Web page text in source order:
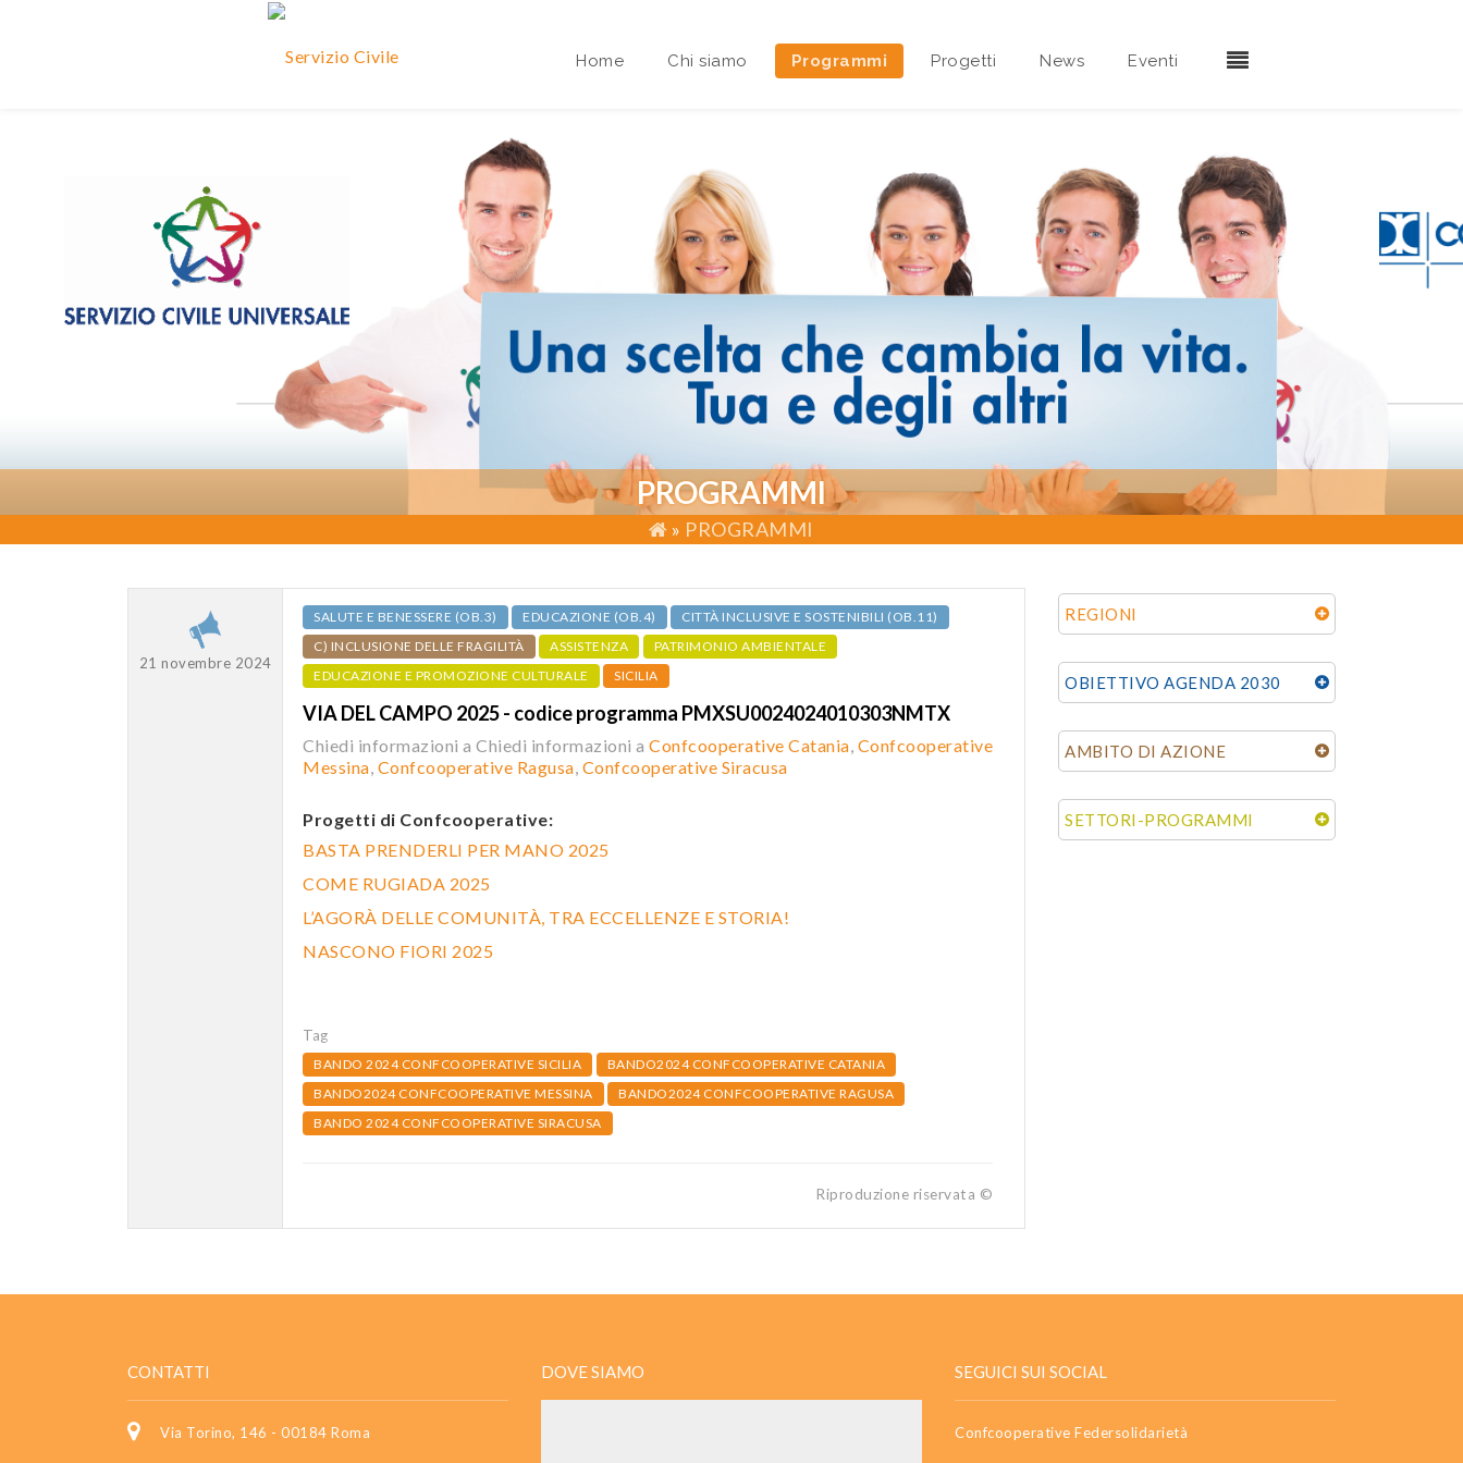
Home Chi siamo
Area riservata Sedi Territoriali
Programmi Progetti News Eventi
PROGRAMMI
» PROGRAMMI
21 novembre 2024
SALUTE E BENESSERE (OB.3) EDUCAZIONE (OB.4)
CITTÀ INCLUSIVE E SOSTENIBILI (OB.11)
C) INCLUSIONE DELLE FRAGILITÀ
ASSISTENZA
PATRIMONIO AMBIENTALE
EDUCAZIONE E PROMOZIONE CULTURALE
SICILIA
VIA DEL CAMPO 2025 - codice programma PMXSU0024024010303NMTX
Chiedi informazioni a Chiedi informazioni a Confcooperative Catania, Confcooperative
Messina, Confcooperative Ragusa, Confcooperative Siracusa
Progetti di Confcooperative:
BASTA PRENDERLI PER MANO 2025
COME RUGIADA 2025
L’AGORÀ DELLE COMUNITÀ, TRA ECCELLENZE E STORIA!
NASCONO FIORI 2025
Tag
BANDO 2024 CONFCOOPERATIVE SICILIA
BANDO2024 CONFCOOPERATIVE CATANIA
BANDO2024 CONFCOOPERATIVE MESSINA
BANDO2024 CONFCOOPERATIVE RAGUSA
BANDO 2024 CONFCOOPERATIVE SIRACUSA
Riproduzione riservata ©
REGIONI
OBIETTIVO AGENDA 2030
AMBITO DI AZIONE
SETTORI-PROGRAMMI
CONTATTI
Via Torino, 146 - 00184 Roma
DOVE SIAMO SEGUICI SUI SOCIAL
Confcooperative Federsolidarietà